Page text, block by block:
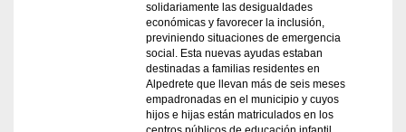
solidariamente las desigualdades
económicas y favorecer la inclusión,
previniendo situaciones de emergencia
social. Esta nuevas ayudas estaban
destinadas a familias residentes en
Alpedrete que llevan más de seis meses
empadronadas en el municipio y cuyos
hijos e hijas están matriculados en los